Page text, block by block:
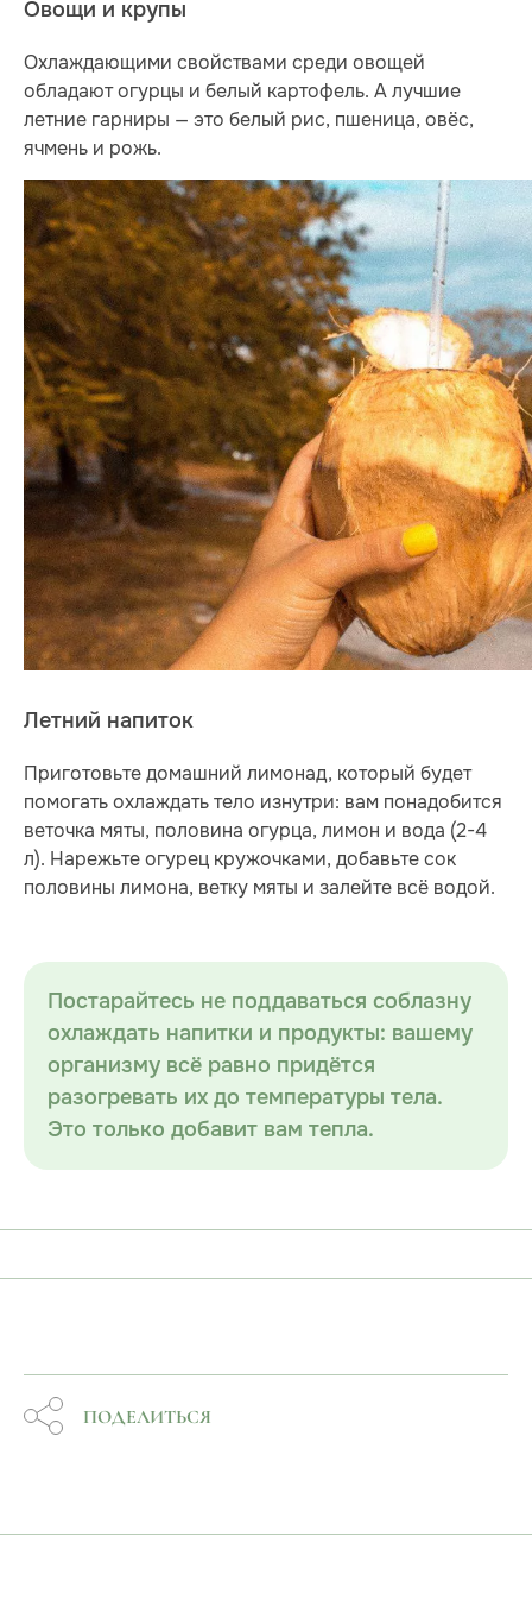
Овощи и крупы
Охлаждающими свойствами среди овощей
обладают огурцы и белый картофель. А лучшие
летние гарниры — это белый рис, пшеница, овёс,
ячмень и рожь.
Летний напиток
Приготовьте домашний лимонад, который будет
помогать охлаждать тело изнутри: вам понадобится
веточка мяты, половина огурца, лимон и вода (2-4
л). Нарежьте огурец кружочками, добавьте сок
половины лимона, ветку мяты и залейте всё водой.
Постарайтесь не поддаваться соблазну
охлаждать напитки и продукты: вашему
организму всё равно придётся
разогревать их до температуры тела.
Это только добавит вам тепла.
ПОДЕЛИТЬСЯ